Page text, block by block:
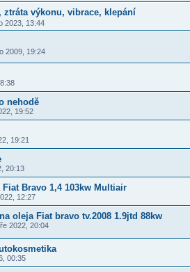
ztráta výkonu, vibrace, klepání
2023, 13:44
2009, 19:24
nehodě
19:52
19:21
20:13
Bravo 1,4 103kw Multiair
12:27
oleja Fiat bravo tv.2008 1.9jtd 88kw
2022, 20:04
00:35